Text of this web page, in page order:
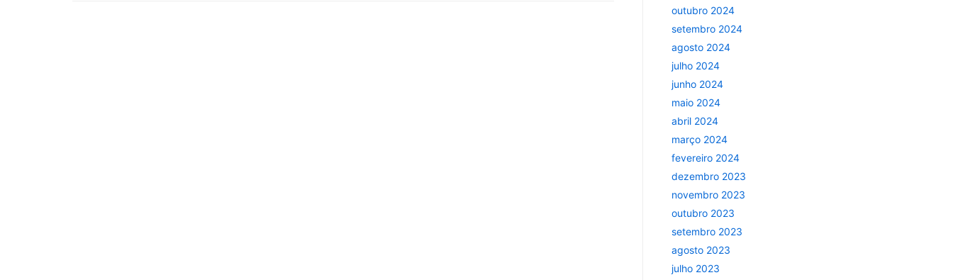
outubro 2024
setembro 2024
agosto 2024
julho 2024
junho 2024
maio 2024
abril 2024
março 2024
fevereiro 2024
dezembro 2023
novembro 2023
outubro 2023
setembro 2023
agosto 2023
julho 2023